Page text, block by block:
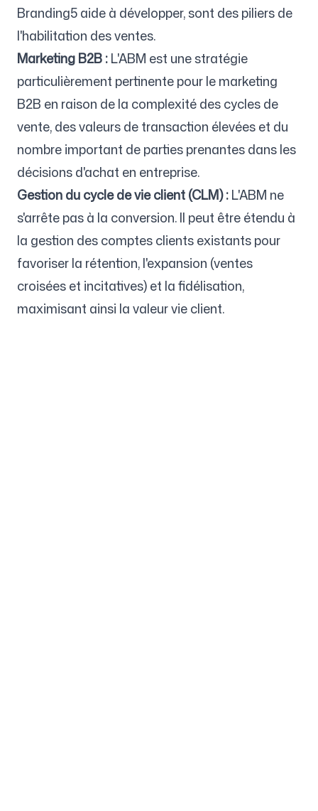
Branding5 aide à développer, sont des piliers de
l'habilitation des ventes.
Marketing B2B :L'ABM est une stratégie
particulièrement pertinente pour le marketing
B2B en raison de la complexité des cycles de
vente, des valeurs de transaction élevées et du
nombre important de parties prenantes dans les
décisions d'achat en entreprise.
Gestion du cycle de vie client (CLM) :L'ABM ne
s'arrête pas à la conversion. Il peut être étendu à
la gestion des comptes clients existants pour
favoriser la rétention, l'expansion (ventes
croisées et incitatives) et la fidélisation,
maximisant ainsi la valeur vie client.